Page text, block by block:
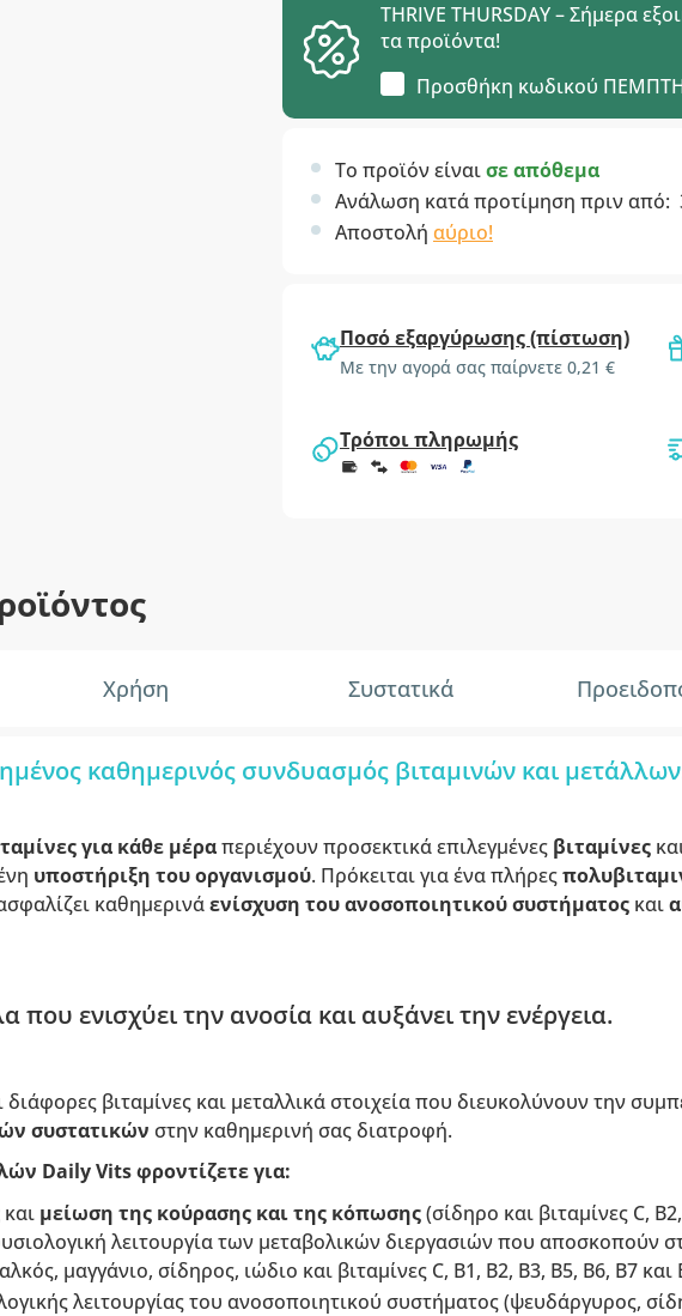
THRIVE THURSDAY – Σήμερα
τα προϊόντα!
Προσθήκη κωδικού
Το προϊόν είναισε απόθεμα
Ανάλωση κατά προτίμηση πριν από:
Αποστολή αύριο!
Ποσό εξαργύρωσης (πίστωση)
Με την αγορά σας παίρνετε 0,21 €
Τρόποι πληρωμής
Χρήση Συστατικά
καθημερινός συνδυασμός βιταμινών και
για κάθε μέραπεριέχουν προσεκτικά επιλεγμένες βιταμίνες
υποστήριξη του οργανισμού. Πρόκειται για ένα πλήρες
καθημερινάενίσχυση του ανοσοποιητικού συστήματος και
που ενισχύει την ανοσία και αυξάνει την ενέργεια.
βιταμίνες και μεταλλικά στοιχεία που διευκολύνουν την
συστατικών στην καθημερινή σας διατροφή.
Daily Vits φροντίζετε για:
και μείωση της κούρασης και της κόπωσης(σίδηρο και βιταμίνες C,
λειτουργία των μεταβολικών διεργασιών που αποσκοπούν
μαγγάνιο, σίδηρος, ιώδιο και βιταμίνες C, B1, B2, B3, B5, B6, B7 και
λειτουργίας του ανοσοποιητικού συστήματος (ψευδάργυρος,